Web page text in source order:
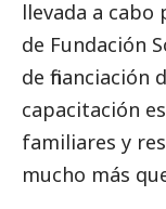
llevada a cabo
de Fundación
de
capacitación
familiares y
mucho más